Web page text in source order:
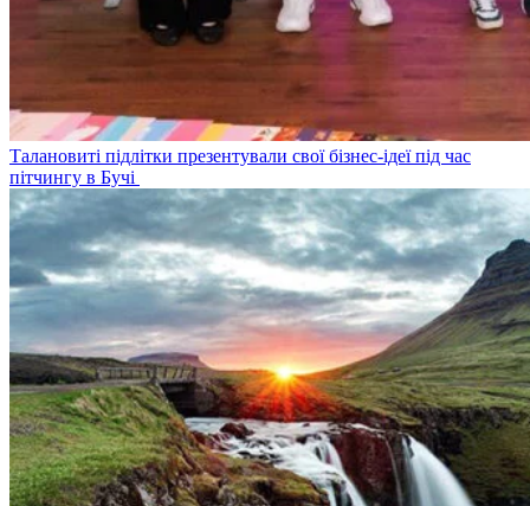
Талановиті підлітки презентували свої бізнес-ідеї під час
пітчингу в Бучі